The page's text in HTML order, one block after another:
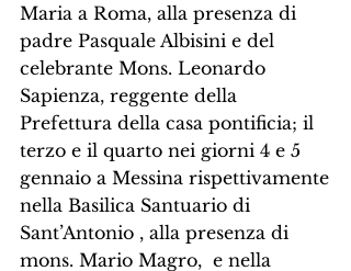
Maria a Roma, alla presenza di
padre Pasquale Albisini e del
celebrante Mons. Leonardo
Sapienza, reggente della
Prefettura della casa pontificia; il
terzo e il quarto nei giorni 4 e 5
gennaio a Messina rispettivamente
nella Basilica Santuario di
Sant’Antonio , alla presenza di
mons. Mario Magro,  e nella